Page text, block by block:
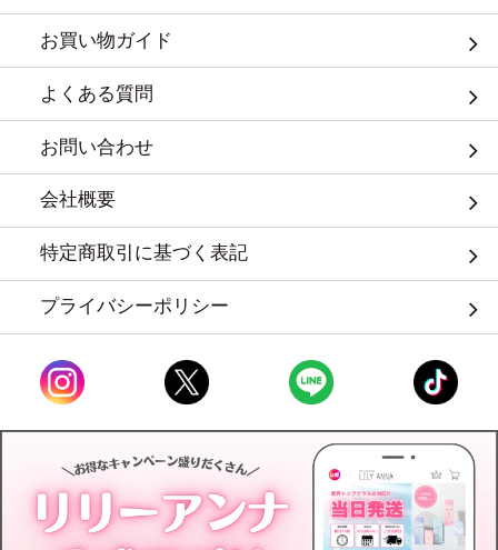
お買い物ガイド
よくある質問
お問い合わせ
会社概要
特定商取引に基づく表記
プライバシーポリシー